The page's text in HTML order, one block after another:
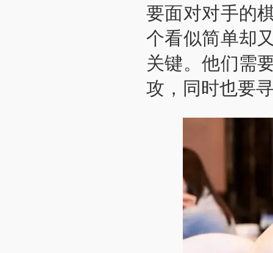
要面对对手的
个看似简单却
关键。他们需
攻，同时也要